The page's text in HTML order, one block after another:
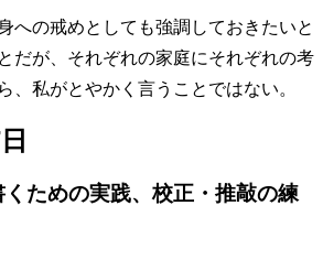
への戒めとしても強調しておきたいと
だが、それぞれの家庭にそれぞれの考
、私がとやかく言うことではない。
ための実践、校正・推敲の練